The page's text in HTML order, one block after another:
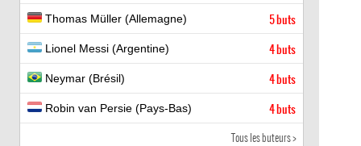
Thomas Müller (Allemagne) 5 buts
Lionel Messi (Argentine) 4 buts
Neymar (Brésil) 4 buts
Robin van Persie (Pays-Bas) 4 buts
Tous les buteurs >